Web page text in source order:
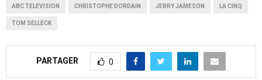
ABC TELEVISION CHRISTOPHE DORDAIN JERRY JAMESON LA CINQ
TOM SELLECK
PARTAGER 0